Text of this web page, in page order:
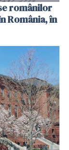
românilor
România, în